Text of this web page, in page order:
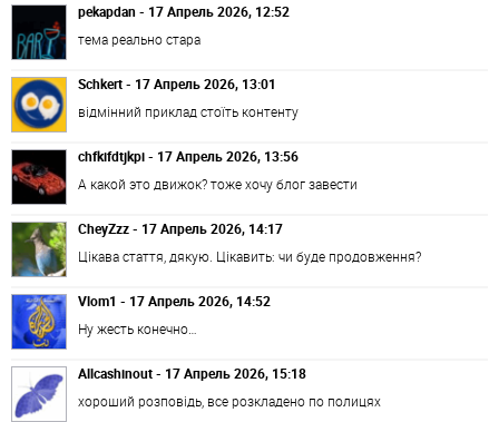
pekapdan - 17 Апрель 2026, 12:52
тема реально стара
Schkert - 17 Апрель 2026, 13:01
відмінний приклад стоїть контенту
chfkifdtjkpi - 17 Апрель 2026, 13:56
А какой это движок? тоже хочу блог завести
CheyZzz - 17 Апрель 2026, 14:17
Цікава стаття, дякую. Цікавить: чи буде продовження?
Vlom1 - 17 Апрель 2026, 14:52
Ну жесть конечно…
Allcashinout - 17 Апрель 2026, 15:18
хороший розповідь, все розкладено по полицях